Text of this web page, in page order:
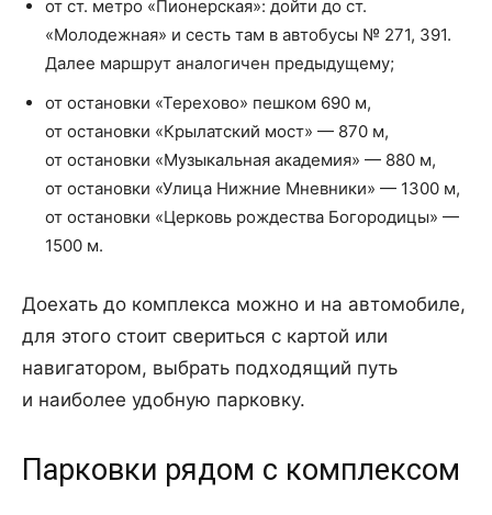
от ст. метро «Пионерская»: дойти до ст.
«Молодежная» и сесть там в автобусы № 271, 391.
Далее маршрут аналогичен предыдущему;
от остановки «Терехово» пешком 690 м,
от остановки «Крылатский мост» — 870 м,
от остановки «Музыкальная академия» — 880 м,
от остановки «Улица Нижние Мневники» — 1300 м,
от остановки «Церковь рождества Богородицы» —
1500 м.
Доехать до комплекса можно и на автомобиле,
для этого стоит свериться с картой или
навигатором, выбрать подходящий путь
и наиболее удобную парковку.
Парковки рядом с комплексом